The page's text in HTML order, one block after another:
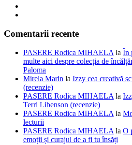
Comentarii recente
PASERE Rodica MIHAELA la În
multe aici despre colecția de
Paloma
Mirela Marin la Izzy cea creativă
(recenzie)
PASERE Rodica MIHAELA la
Terri Libenson (recenzie)
PASERE Rodica MIHAELA la
lecturii
PASERE Rodica MIHAELA la O
emoții și curajul de a fi tu însăți